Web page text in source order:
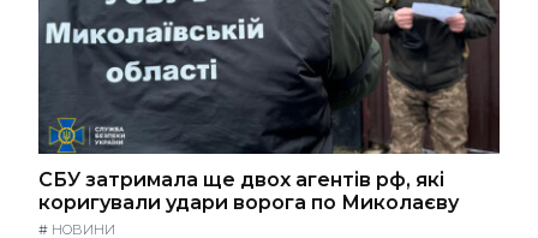
СБУ затримала ще двох агентів рф, які
коригували удари ворога по Миколаєву
# НОВИНИ